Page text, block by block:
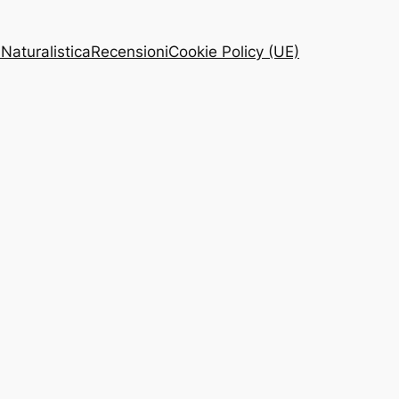
RecensioniCookie Policy (UE)